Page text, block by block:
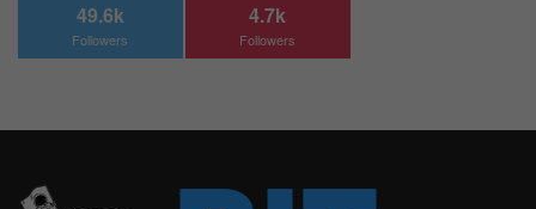
49.6k
Followers
4.7k
Followers